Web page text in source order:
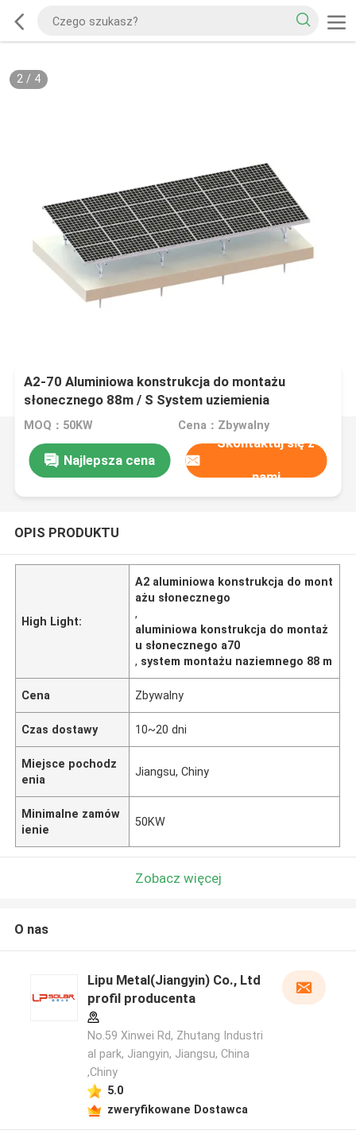
2/ 4
A2-70 Aluminiowa konstrukcja do montażu
słonecznego 88m / S System uziemienia
MOQ：50KW Cena：Zbywalny
Najlepsza cena
Skontaktuj się z
nami
OPIS PRODUKTU
High Light:
A2 aluminiowa konstrukcja do mont
ażu słonecznego
,
aluminiowa konstrukcja do montaż
u słonecznego a70
, system montażu naziemnego 88 m
Cena Zbywalny
Czas dostawy 10~20 dni
Miejsce pochodz
enia
Jiangsu, Chiny
Minimalne zamów
ienie
50KW
Zobacz więcej
O nas
Lipu Metal(Jiangyin) Co., Ltd
profil producenta
No.59 Xinwei Rd, Zhutang Industri
al park, Jiangyin, Jiangsu, China
,Chiny
5.0
zweryfikowane Dostawca